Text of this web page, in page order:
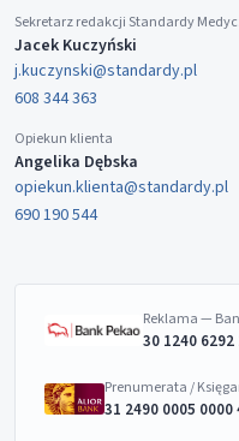
Sekretarz redakcji Standardy
Jacek Kuczyński
j.kuczynski@standardy.pl
608 344 363
Opiekun klienta
Angelika Dębska
opiekun.klienta@standardy.pl
690 190 544
Reklama —
30 1240
Prenumerata /
31 2490 0005 0000